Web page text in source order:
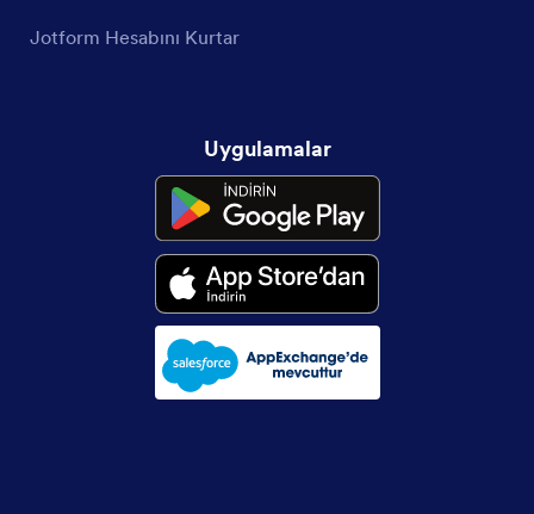
Jotform Hesabını Kurtar
Uygulamalar